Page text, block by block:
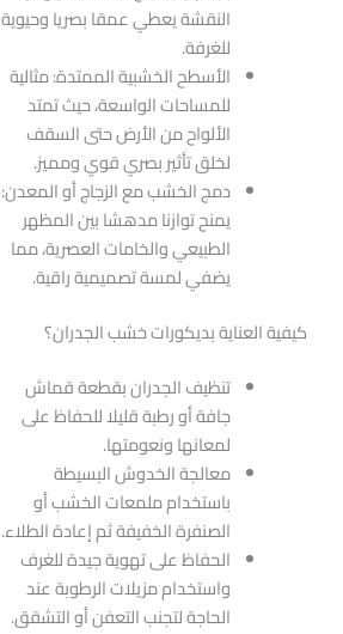
النقشة يعطي عمقا بصريا وحيوية
للغرفة.
الأسطح الخشبية الممتدة: مثالية
للمساحات الواسعة، حيث تمتد
الألواح من الأرض حتى السقف
لخلق تأثير بصري قوي ومميز.
دمج الخشب مع الزجاج أو المعدن:
يمنح توازنا مدهشا بين المظهر
الطبيعي والخامات العصرية، مما
يضفي لمسة تصميمية راقية.
كيفية العناية بديكورات خشب الجدران؟
تنظيف الجدران بقطعة قماش
جافة أو رطبة قليلا للحفاظ على
لمعانها ونعومتها.
معالجة الخدوش البسيطة
باستخدام ملمعات الخشب أو
الصنفرة الخفيفة ثم إعادة الطلاء.
الحفاظ على تهوية جيدة للغرف
واستخدام مزيلات الرطوبة عند
الحاجة لتجنب التعفن أو التشقق.